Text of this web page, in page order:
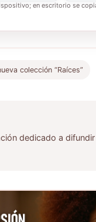
en escritorio se
colección “Raíces”
dedicado a